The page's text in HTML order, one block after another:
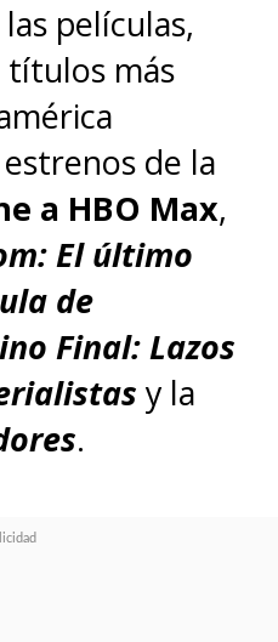
películas,
títulos más
de la
a HBO Max,
El último
de
Final: Lazos
y la
.